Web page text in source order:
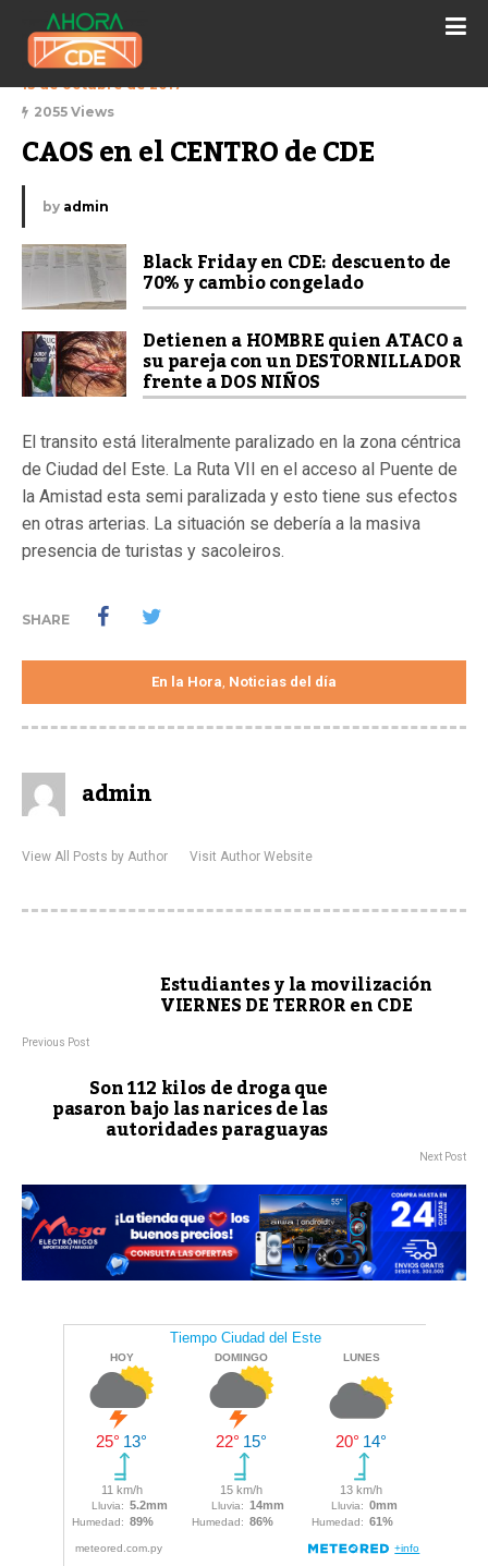
13 de octubre de 2017
2055 Views
CAOS en el CENTRO de CDE
by admin
Black Friday en CDE: descuento de
70% y cambio congelado
Detienen a HOMBRE quien ATACO a
su pareja con un DESTORNILLADOR
frente a DOS NIÑOS
El transito está literalmente paralizado en la zona céntrica
de Ciudad del Este. La Ruta VII en el acceso al Puente de
la Amistad esta semi paralizada y esto tiene sus efectos
en otras arterias. La situación se debería a la masiva
presencia de turistas y sacoleiros.
SHARE
En la Hora, Noticias del día
admin
View All Posts by Author Visit Author Website
Estudiantes y la movilización
VIERNES DE TERROR en CDE
Previous Post
Son 112 kilos de droga que
pasaron bajo las narices de las
autoridades paraguayas
Next Post